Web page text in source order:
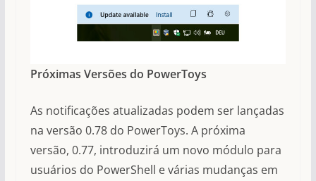
Próximas Versões do PowerToys
As notificações atualizadas podem ser lançadas
na versão 0.78 do PowerToys. A próxima
versão, 0.77, introduzirá um novo módulo para
usuários do PowerShell e várias mudanças em